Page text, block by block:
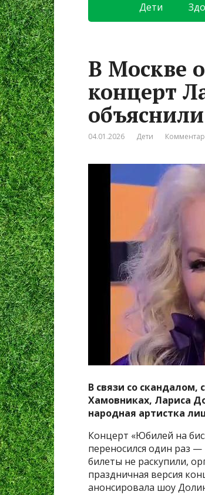
Дети
В Москве
концерт
04.01.2026 Дети
В связи со скандалом,
Хамовниках, Лариса
народная артистка
Концерт «Юбилей на
переносился один раз
билеты не раскупили,
праздничная версия
анонсировала шоу